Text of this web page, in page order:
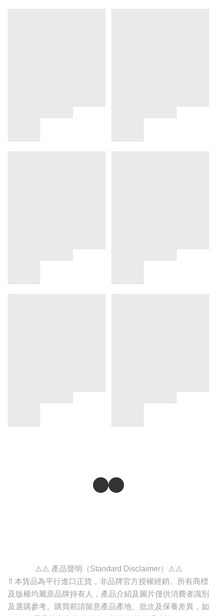
⚠️⚠️ 產品聲明（Standard Disclaimer）⚠️⚠️
‼️ 本貨品為平行進口正貨，非品牌官方授權經銷。所有商標
及版權均屬原品牌持有人，產品介紹及圖片僅供消費者識別
及選購參考。購買前請留意產品產地、批次及保養差異，如